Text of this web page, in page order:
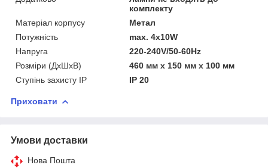
комплекту
Матеріал корпусу
Метал
Потужність
max. 4x10W
Напруга
220-240V/50-60Hz
Розміри (ДхШхВ)
460 мм х 150 мм х 100 мм
Ступінь захисту IP
ІР 20
Приховати
Умови доставки
Нова Пошта